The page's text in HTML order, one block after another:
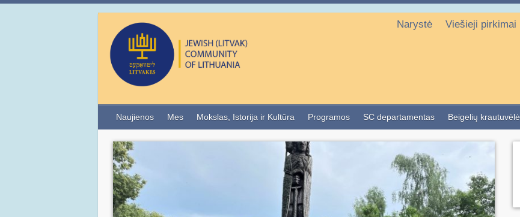
Narystė Viešieji pirkimai
Naujienos Mes Mokslas, Istorija ir Kultūra Programos SC departamentas Beigelių krautuvėlė